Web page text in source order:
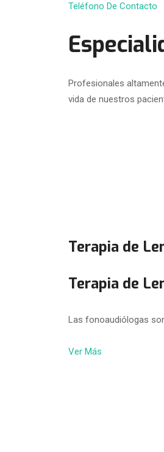
Teléfono De Contacto
Profesionales
vida de nuestros
Terapia de
Terapia de
Las fonoaudiólogas
Ver Más